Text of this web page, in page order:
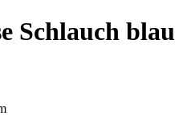
Schlauch